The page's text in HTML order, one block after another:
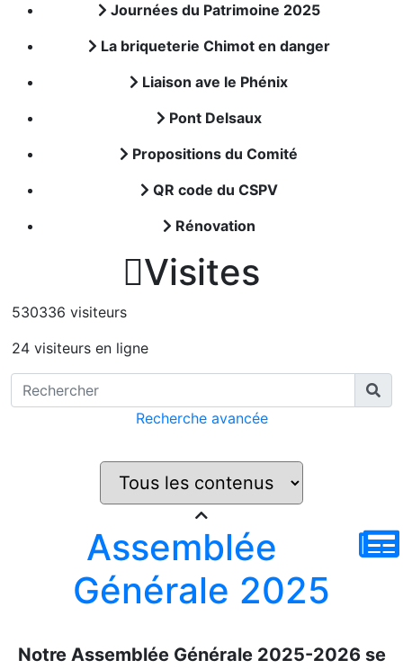
Journées du Patrimoine 2025
La briqueterie Chimot en danger
Liaison ave le Phénix
Pont Delsaux
Propositions du Comité
QR code du CSPV
Rénovation
Visites
530336 visiteurs
24 visiteurs en ligne
Recherche avancée
Assemblée
Générale 2025
Notre Assemblée Générale 2025-2026 se